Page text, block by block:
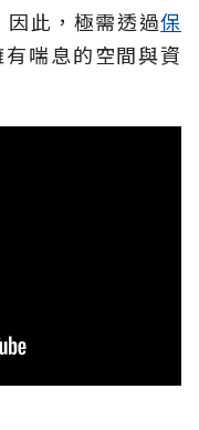
因此，極需透過保
喘息的空間與資